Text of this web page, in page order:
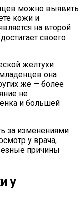
можно выявить
кожи и
на второй
своего
желтухи
она
же — более
не
и большей
за изменениями
у врача,
причины
у